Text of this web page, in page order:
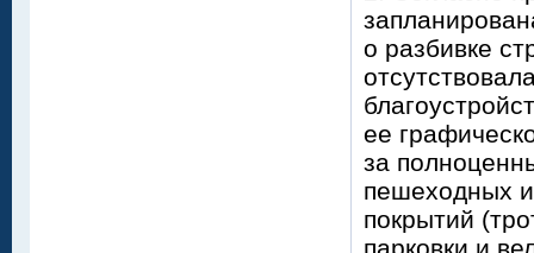
о разбивке
ее
за
пешеходных и
покрытий